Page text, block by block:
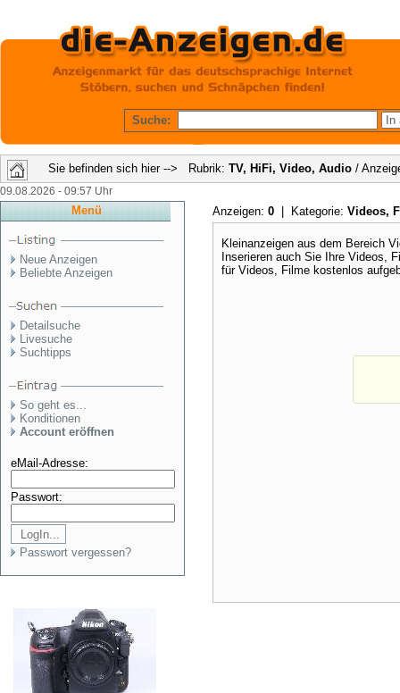
Suche:
Sie befinden sich hier --> Rubrik: TV, HiFi, Video, Audio /
09.08.2026 - 09:57 Uhr
Menü
Neue Anzeigen
Beliebte Anzeigen
Detailsuche
Livesuche
Suchtipps
So geht es...
Konditionen
Account eröffnen
eMail-Adresse:
Passwort:
Passwort vergessen?
Anzeigen: 0 | Kategorie: Videos,
Kleinanzeigen aus dem Bereich
Inserieren auch Sie Ihre Videos,
für Videos, Filme kostenlos